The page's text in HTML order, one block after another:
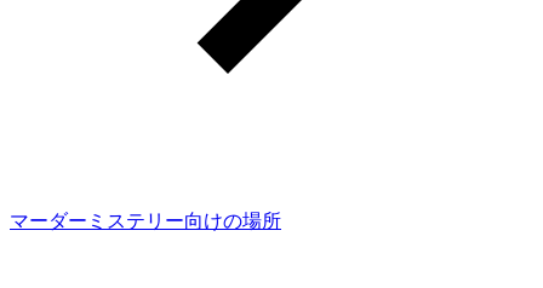
マーダーミステリー向けの場所